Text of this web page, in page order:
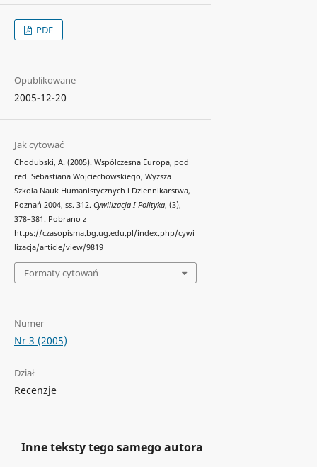
PDF
Opublikowane
2005-12-20
Jak cytować
Chodubski, A. (2005). Współczesna Europa, pod
red. Sebastiana Wojciechowskiego, Wyższa
Szkoła Nauk Humanistycznych i Dziennikarstwa,
Poznań 2004, ss. 312. Cywilizacja I Polityka, (3),
378–381. Pobrano z
https://czasopisma.bg.ug.edu.pl/index.php/cywi
lizacja/article/view/9819
Formaty cytowań
Numer
Nr 3 (2005)
Dział
Recenzje
Inne teksty tego samego autora